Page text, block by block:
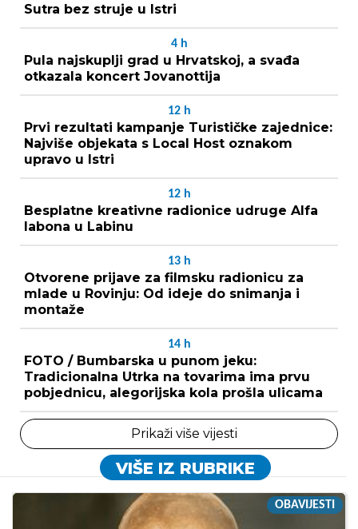
Sutra bez struje u Istri
4 h
Pula najskuplji grad u Hrvatskoj, a svađa
otkazala koncert Jovanottija
12 h
Prvi rezultati kampanje Turističke zajednice:
Najviše objekata s Local Host oznakom
upravo u Istri
12 h
Besplatne kreativne radionice udruge Alfa
labona u Labinu
13 h
Otvorene prijave za filmsku radionicu za
mlade u Rovinju: Od ideje do snimanja i
montaže
14 h
FOTO / Bumbarska u punom jeku:
Tradicionalna Utrka na tovarima ima prvu
pobjednicu, alegorijska kola prošla ulicama
Prikaži više vijesti
VIŠE IZ RUBRIKE
OBAVIJESTI